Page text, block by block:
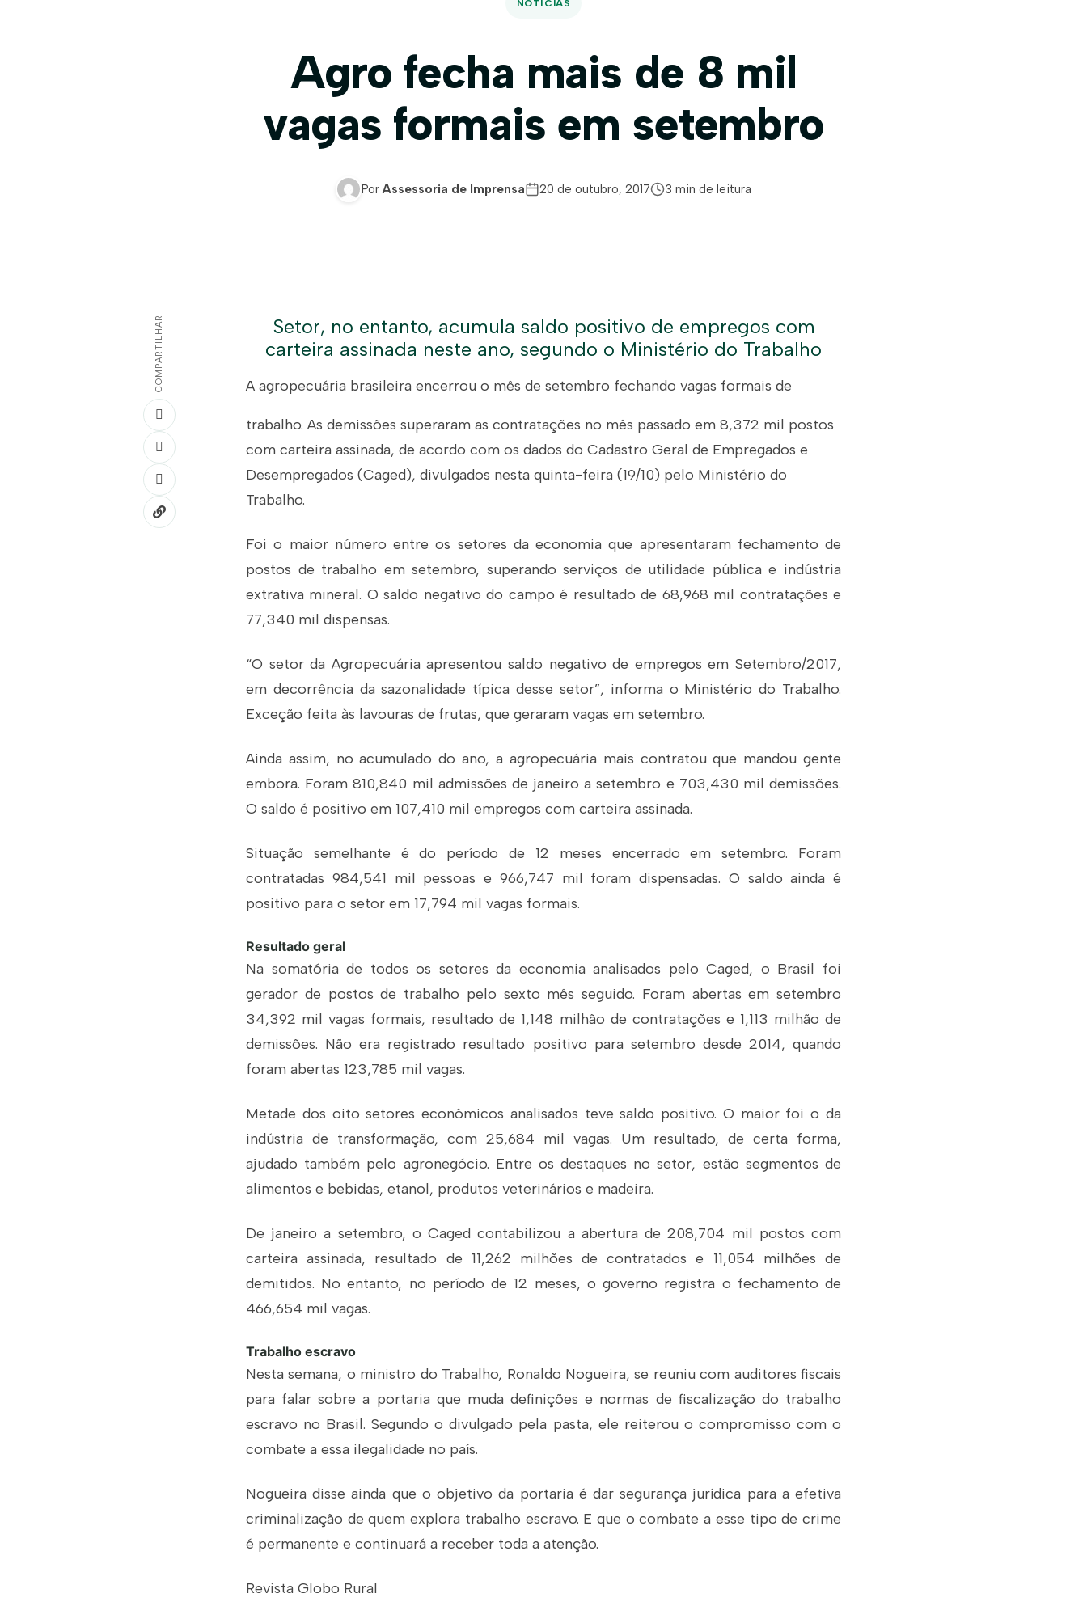
NOTÍCIAS
Agro fecha mais de 8 mil
vagas formais em setembro
Por Assessoria de Imprensa 20 de outubro, 2017 3 min de leitura
COMPARTILHAR
Setor, no entanto, acumula saldo positivo de empregos com
carteira assinada neste ano, segundo o Ministério do Trabalho
A agropecuária brasileira encerrou o mês de setembro fechando vagas formais de
trabalho. As demissões superaram as contratações no mês passado em 8,372 mil postos
com carteira assinada, de acordo com os dados do Cadastro Geral de Empregados e
Desempregados (Caged), divulgados nesta quinta-feira (19/10) pelo Ministério do
Trabalho.
Foi o maior número entre os setores da economia que apresentaram fechamento de
postos de trabalho em setembro, superando serviços de utilidade pública e indústria
extrativa mineral. O saldo negativo do campo é resultado de 68,968 mil contratações e
77,340 mil dispensas.
“O setor da Agropecuária apresentou saldo negativo de empregos em Setembro/2017,
em decorrência da sazonalidade típica desse setor”, informa o Ministério do Trabalho.
Exceção feita às lavouras de frutas, que geraram vagas em setembro.
Ainda assim, no acumulado do ano, a agropecuária mais contratou que mandou gente
embora. Foram 810,840 mil admissões de janeiro a setembro e 703,430 mil demissões.
O saldo é positivo em 107,410 mil empregos com carteira assinada.
Situação semelhante é do período de 12 meses encerrado em setembro. Foram
contratadas 984,541 mil pessoas e 966,747 mil foram dispensadas. O saldo ainda é
positivo para o setor em 17,794 mil vagas formais.
Resultado geral
Na somatória de todos os setores da economia analisados pelo Caged, o Brasil foi
gerador de postos de trabalho pelo sexto mês seguido. Foram abertas em setembro
34,392 mil vagas formais, resultado de 1,148 milhão de contratações e 1,113 milhão de
demissões. Não era registrado resultado positivo para setembro desde 2014, quando
foram abertas 123,785 mil vagas.
Metade dos oito setores econômicos analisados teve saldo positivo. O maior foi o da
indústria de transformação, com 25,684 mil vagas. Um resultado, de certa forma,
ajudado também pelo agronegócio. Entre os destaques no setor, estão segmentos de
alimentos e bebidas, etanol, produtos veterinários e madeira.
De janeiro a setembro, o Caged contabilizou a abertura de 208,704 mil postos com
carteira assinada, resultado de 11,262 milhões de contratados e 11,054 milhões de
demitidos. No entanto, no período de 12 meses, o governo registra o fechamento de
466,654 mil vagas.
Trabalho escravo
Nesta semana, o ministro do Trabalho, Ronaldo Nogueira, se reuniu com auditores fiscais
para falar sobre a portaria que muda definições e normas de fiscalização do trabalho
escravo no Brasil. Segundo o divulgado pela pasta, ele reiterou o compromisso com o
combate a essa ilegalidade no país.
Nogueira disse ainda que o objetivo da portaria é dar segurança jurídica para a efetiva
criminalização de quem explora trabalho escravo. E que o combate a esse tipo de crime
é permanente e continuará a receber toda a atenção.
Revista Globo Rural